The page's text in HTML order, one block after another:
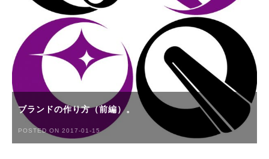
ブランドの作り方（前編）。
POSTED ON 2017-01-15